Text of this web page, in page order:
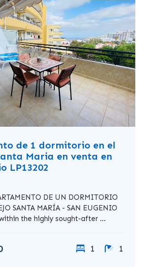
de 1 dormitorio en el
Maria en venta en
LP13202
DE UN DORMITORIO
SANTA MARÍA - SAN EUGENIO
the highly sought-after ...
1 1